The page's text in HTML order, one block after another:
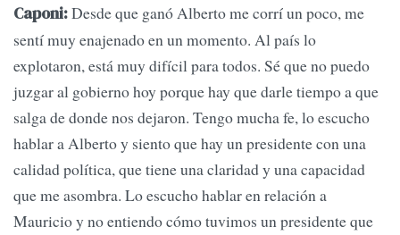
Caponi:Desde que ganó Alberto me corrí un poco, me
sentí muy enajenado en un momento. Al país lo
explotaron, está muy difícil para todos. Sé que no puedo
juzgar al gobierno hoy porque hay que darle tiempo a que
salga de donde nos dejaron. Tengo mucha fe, lo escucho
hablar a Alberto y siento que hay un presidente con una
calidad política, que tiene una claridad y una capacidad
que me asombra. Lo escucho hablar en relación a
Mauricio y no entiendo cómo tuvimos un presidente que